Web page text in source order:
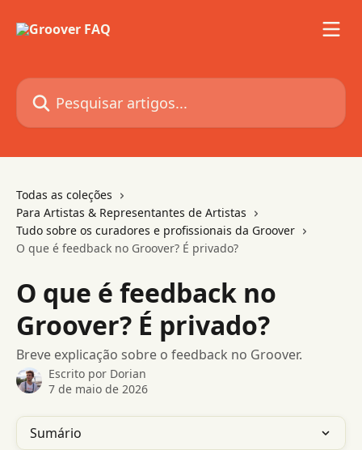
Pesquisar artigos...
Todas as coleções
Para Artistas & Representantes de Artistas
Tudo sobre os curadores e profissionais da Groover
O que é feedback no Groover? É privado?
O que é feedback no
Groover? É privado?
Breve explicação sobre o feedback no Groover.
Escrito por Dorian
7 de maio de 2026
Sumário